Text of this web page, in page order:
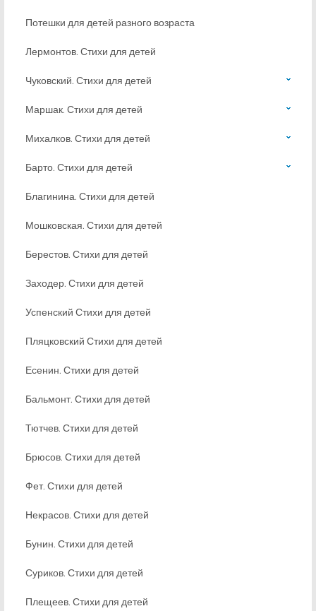
Потешки для детей разного возраста
Лермонтов. Стихи для детей
Чуковский. Стихи для детей
Маршак. Стихи для детей
Михалков. Стихи для детей
Барто. Стихи для детей
Благинина. Стихи для детей
Мошковская. Стихи для детей
Берестов. Стихи для детей
Заходер. Стихи для детей
Успенский Стихи для детей
Пляцковский Стихи для детей
Есенин. Стихи для детей
Бальмонт. Стихи для детей
Тютчев. Стихи для детей
Брюсов. Стихи для детей
Фет. Стихи для детей
Некрасов. Стихи для детей
Бунин. Стихи для детей
Суриков. Стихи для детей
Плещеев. Стихи для детей